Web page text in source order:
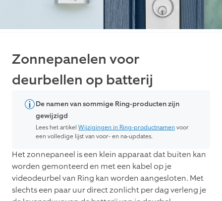
Zonnepanelen voor
deurbellen op batterij
De namen van sommige Ring-producten zijn
gewijzigd
Lees het artikel Wijzigingen in Ring-productnamen voor
een volledige lijst van voor- en na-updates.
Het zonnepaneel is een klein apparaat dat buiten kan
worden gemonteerd en met een kabel op je
videodeurbel van Ring kan worden aangesloten. Met
slechts een paar uur direct zonlicht per dag verleng je